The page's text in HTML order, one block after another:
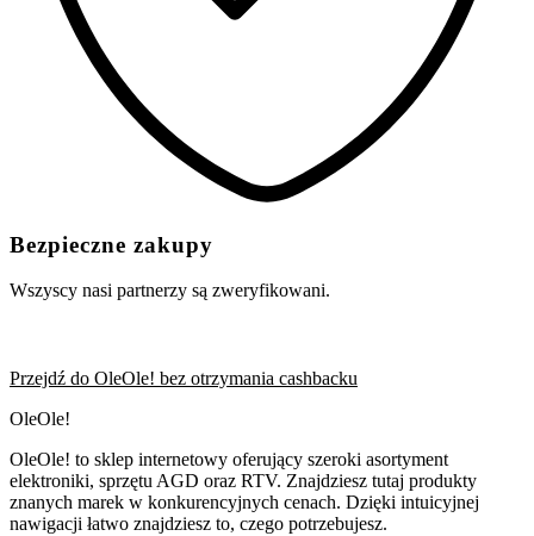
Bezpieczne zakupy
Wszyscy nasi partnerzy są zweryfikowani.
Przejdź do OleOle! bez otrzymania cashbacku
OleOle!
OleOle! to sklep internetowy oferujący szeroki asortyment
elektroniki, sprzętu AGD oraz RTV. Znajdziesz tutaj produkty
znanych marek w konkurencyjnych cenach. Dzięki intuicyjnej
nawigacji łatwo znajdziesz to, czego potrzebujesz.